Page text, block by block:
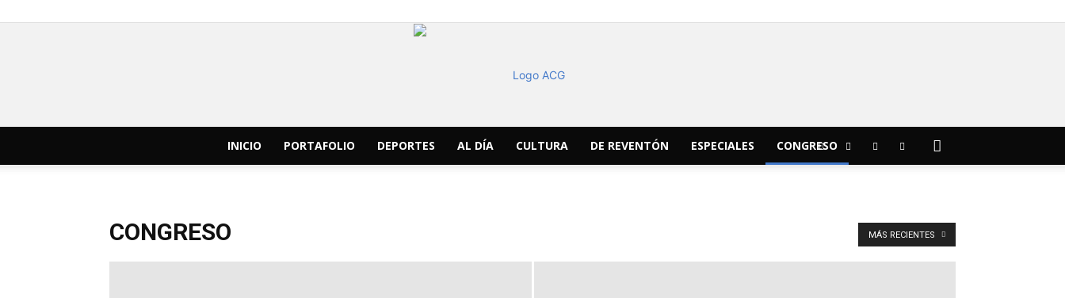
INICIO PORTAFOLIO DEPORTES AL DÍA CULTURA DE REVENTÓN ESPECIALES CONGRESO
CONGRESO MÁS RECIENTES